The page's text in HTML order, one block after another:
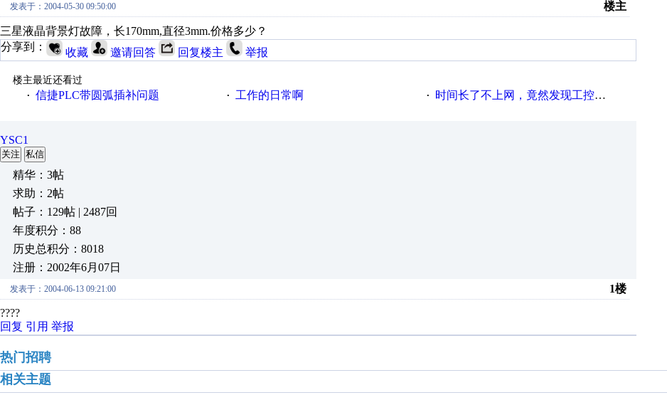
发表于：2004-05-30 09:50:00 楼主
三星液晶背景灯故障，长170mm,直径3mm.价格多少？
分享到：
收藏 邀请回答 回复楼主 举报
楼主最近还看过
· 信捷PLC带圆弧插补问题 · 工作的日常啊 · 时间长了不上网，竟然发现工控网是否很漂亮？
YSC1
关注 私信
精华：3帖
求助：2帖
帖子：129帖 | 2487回
年度积分：88
历史总积分：8018
注册：2002年6月07日
发表于：2004-06-13 09:21:00
1楼
????
回复 引用 举报
热门招聘
相关主题